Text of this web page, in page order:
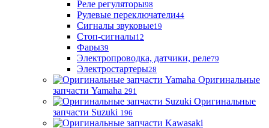
Реле регуляторы98
Рулевые переключатели44
Сигналы звуковые19
Стоп-сигналы12
Фары39
Электропроводка, датчики, реле79
Электростартеры28
Оригинальные
запчасти Yamaha 291
Оригинальные
запчасти Suzuki 196